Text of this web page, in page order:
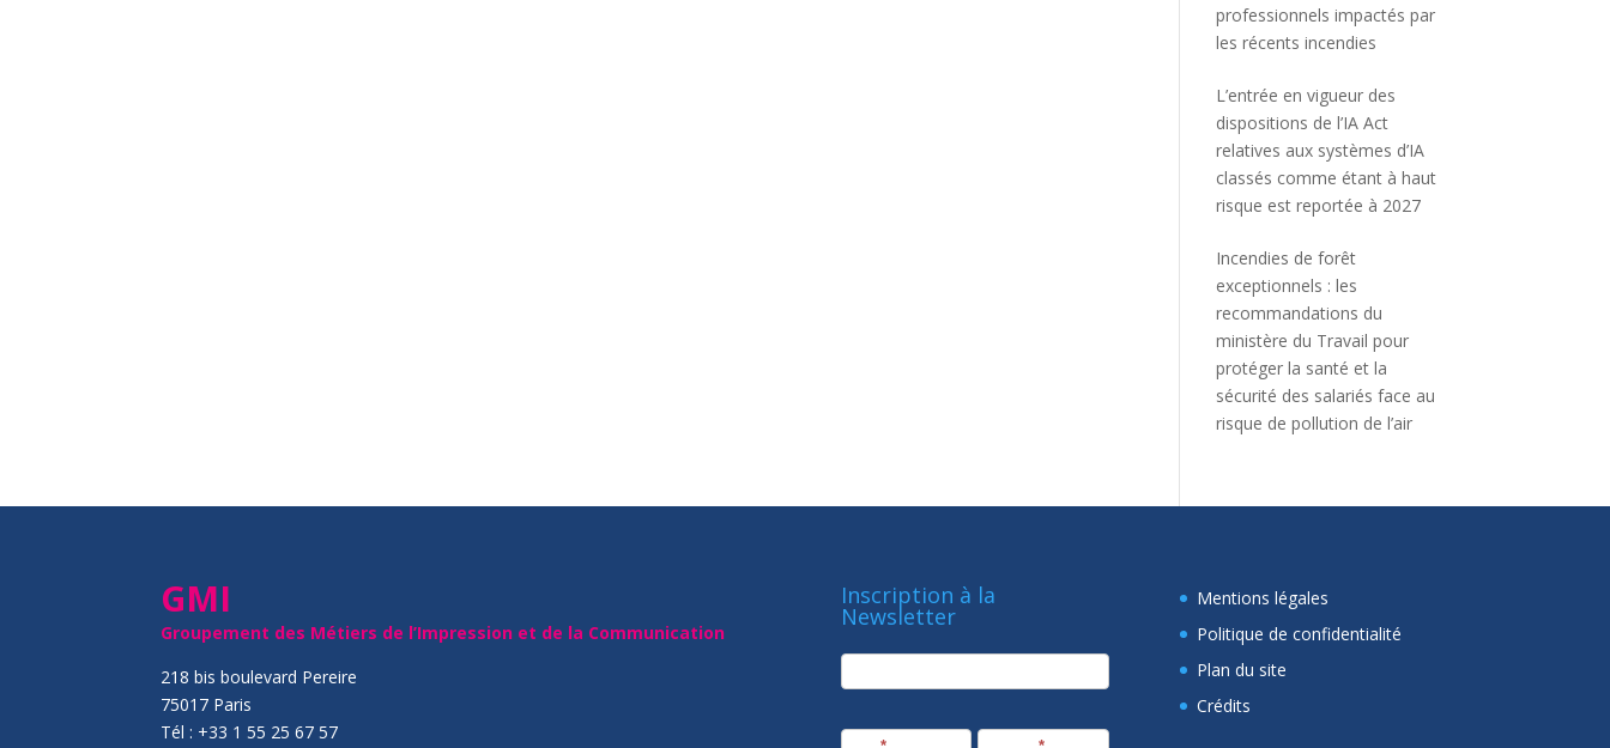
professionnels impactés par
les récents incendies
L’entrée en vigueur des
dispositions de l’IA Act
relatives aux systèmes d’IA
classés comme étant à haut
risque est reportée à 2027
Incendies de forêt
exceptionnels : les
recommandations du
ministère du Travail pour
protéger la santé et la
sécurité des salariés face au
risque de pollution de l’air
GMI
Groupement des Métiers de l’Impression et de la Communication
218 bis boulevard Pereire
75017 Paris
Tél : +33 1 55 25 67 57
Inscription à la
Newsletter
newsletter
Mentions légales
Politique de confidentialité
Plan du site
Crédits